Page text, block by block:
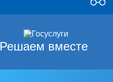
Решаем вместе